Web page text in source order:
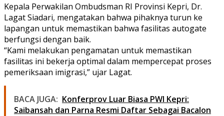
Kepala Perwakilan Ombudsman RI Provinsi Kepri, Dr.
Lagat Siadari, mengatakan bahwa pihaknya turun ke
lapangan untuk memastikan bahwa fasilitas autogate
berfungsi dengan baik.
“Kami melakukan pengamatan untuk memastikan
fasilitas ini bekerja optimal dalam mempercepat proses
pemeriksaan imigrasi,” ujar Lagat.
BACA JUGA: Konferprov Luar Biasa PWI Kepri:
Saibansah dan Parna Resmi Daftar Sebagai Bacalon